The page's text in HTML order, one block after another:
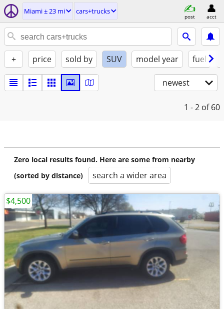
Miami ± 23 mi cars+trucks
post acct
+ price sold by SUV model year fuel
newest
1 - 2 of 60
Zero local results found. Here are some from nearby
(sorted by distance)
search a wider area
$4,500